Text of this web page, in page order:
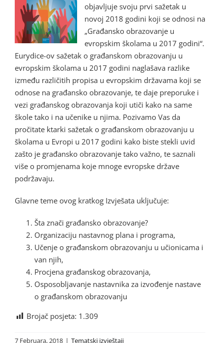
objavljuje svoju prvi sažetak u
novoj 2018 godini koji se odnosi na
„Građansko obrazovanje u
evropskim školama u 2017 godini“.
Eurydice-ov sažetak o građanskom obrazovanju u
evropskim školama u 2017 godini naglašava razlike
između različitih propisa u evropskim državama koji se
odnose na građansko obrazovanje, te daje preporuke i
vezi građanskog obrazovanja koji utiči kako na same
škole tako i na učenike u njima. Pozivamo Vas da
pročitate ktarki sažetak o građanskom obrazovanju u
školama u Evropi u 2017 godini kako biste stekli uvid
zašto je građansko obrazovanje tako važno, te saznali
više o promjenama koje mnoge evropske države
podržavaju.
Glavne teme ovog kratkog Izvješata uključuje:
Šta znači građansko obrazovanje?
Organizaciju nastavnog plana i programa,
Učenje o građanskom obrazovanju u učionicama i
van njih,
Procjena građanskog obrazovanja,
Osposobljavanje nastavnika za izvođenje nastave
o građanskom obrazovanju
Brojač posjeta: 1.309
7 Februara, 2018 | Tematski izvještaji